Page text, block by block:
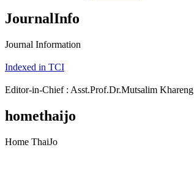
JournalInfo
Journal Information
Indexed in TCI
Editor-in-Chief : Asst.Prof.Dr.Mutsalim Khareng
homethaijo
Home ThaiJo